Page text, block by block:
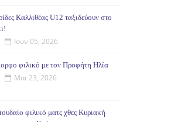
Καλλιθέας U12 ταξιδεύουν στο
Ιουν 05, 2026
φιλικό με τον Προφήτη Ηλία
Μαι 23, 2026
φιλικό ματς χθες Κυριακή